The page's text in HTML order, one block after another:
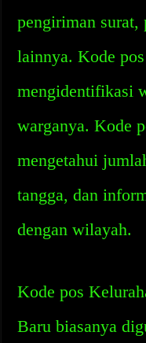
pengiriman surat,
lainnya. Kode
mengidentifikasi
warganya. Kode
mengetahui
tangga, dan
dengan wilayah.
Kode pos
Baru biasanya